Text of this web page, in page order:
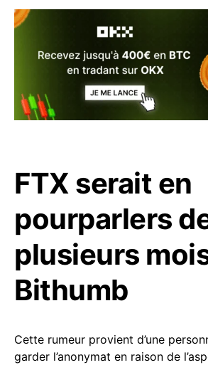
FTX serait en
pourparlers
plusieurs
Bithumb
Cette rumeur provient d’une
garder l’anonymat en raison de